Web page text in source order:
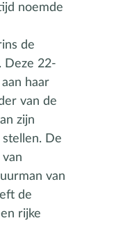
noemde
de
Deze 22-
aan haar
van de
zijn
De
van
de
rijke